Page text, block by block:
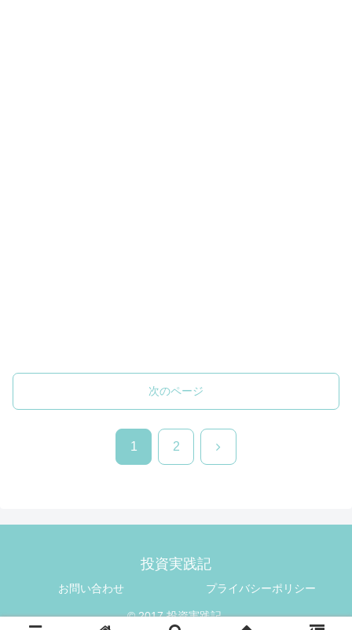
次のページ
1 2 次
投資実践記
お問い合わせ プライバシーポリシー
© 2017 投資実践記.